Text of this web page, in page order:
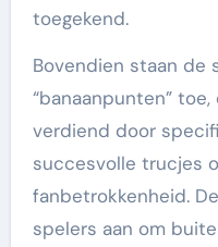
toegekend.
Bovendien staan de
“banaanpunten”
verdiend door
succesvolle trucjes
fanbetrokkenheid.
spelers aan om